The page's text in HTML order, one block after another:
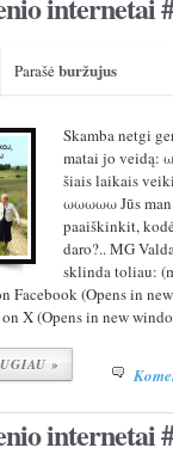
Parašėburžujus
Skamba netgi
matai jo veidą:
šiais laikais
ωωωωω Jūs man
paaiškinkit,
daro?.. MG
sklinda toliau:
Facebook (Opens in
on X (Opens in new
»
internetai